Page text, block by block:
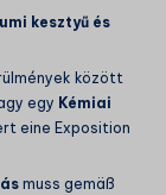
kesztyű és
között
egy Kémiai
eine Exposition
muss gemäß